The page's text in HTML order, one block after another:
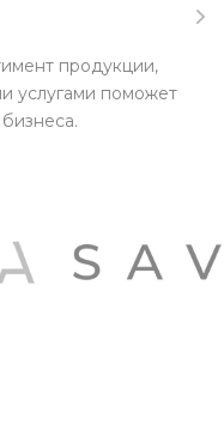
продукции,
услугами поможет